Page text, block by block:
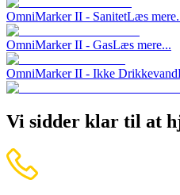
OmniMarker II - SanitetLæs
OmniMarker II - GasLæs mere...
OmniMarker II - Ikke Drikkevand
Vi sidder klar til at